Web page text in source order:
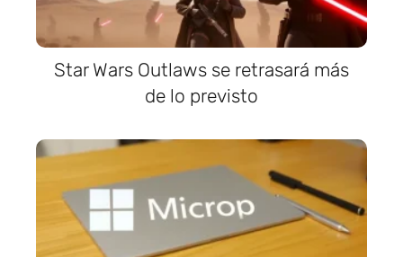
Star Wars Outlaws se retrasará más
de lo previsto